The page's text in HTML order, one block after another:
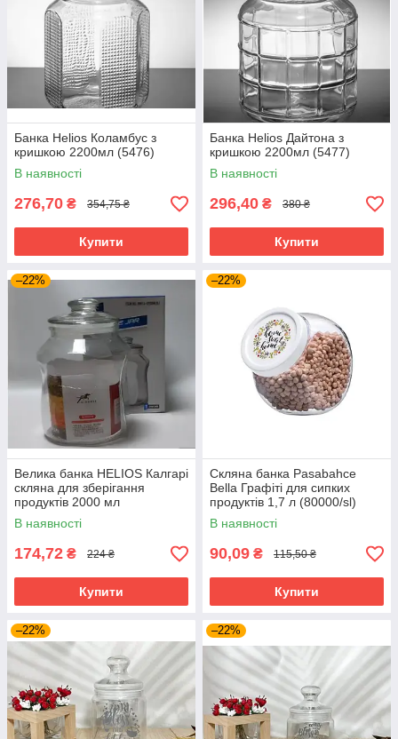
Банка Helios Коламбус з
кришкою 2200мл (5476)
В наявності
276,70 ₴ 354,75 ₴
Купити
Банка Helios Дайтона з
кришкою 2200мл (5477)
В наявності
296,40 ₴ 380 ₴
Купити
–22%
Велика банка HELIOS Калгарі
скляна для зберігання
продуктів 2000 мл
(5475(5570)
В наявності
174,72 ₴ 224 ₴
Купити
–22%
Скляна банка Pasabahce
Bella Графіті для сипких
продуктів 1,7 л (80000/sl)
В наявності
90,09 ₴ 115,50 ₴
Купити
–22% –22%